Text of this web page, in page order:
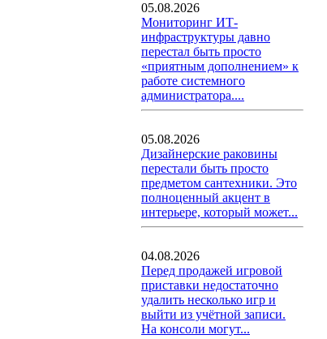
05.08.2026
Мониторинг ИТ-
инфраструктуры давно
перестал быть просто
«приятным дополнением» к
работе системного
администратора....
05.08.2026
Дизайнерские раковины
перестали быть просто
предметом сантехники. Это
полноценный акцент в
интерьере, который может...
04.08.2026
Перед продажей игровой
приставки недостаточно
удалить несколько игр и
выйти из учётной записи.
На консоли могут...